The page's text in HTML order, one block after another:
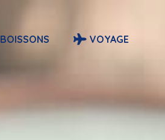
BOISSONS VOYAGE